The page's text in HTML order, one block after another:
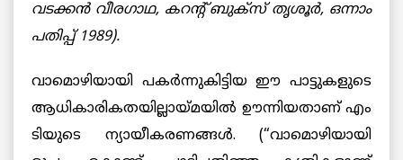
വടക്കന്‍ വീരഗാഥ, കറന്റ് ബുക്സ് തൃശൂര്‍, ഒന്നാം
പതിപ്പ് 1989).
വാമൊഴിയായി പകര്‍ന്നുകിട്ടിയ ഈ പാട്ടുകളുടെ
ആധികാരികതയില്ലായ്മയില്‍ ഊന്നിയതാണ് എം
ടിയുടെ ന്യായീകരണങ്ങള്‍. (“വാമൊഴിയായി